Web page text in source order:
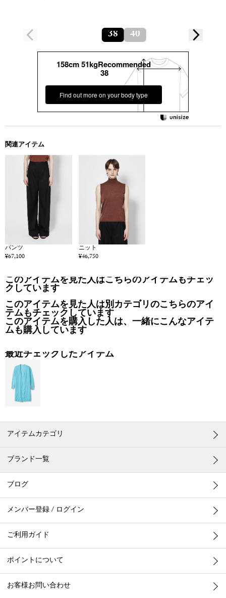
38 40
158cm 51kgRecommended
38
Find out more on your body type
関連アイテム
パンツ
¥67,100
ニット
¥46,750
このアイテムを見た人はこちらのアイテムもチェッ
クしています
このアイテムを見た人は別カテゴリのこちらのアイ
テムもチェックしています
このアイテムを購入した人は、一緒にこんなアイテ
ムも購入しています
最近チェックしたアイテム
アイテムカテゴリ
ブランド一覧
ブログ
メンバー登録 / ログイン
ご利用ガイド
ポイントについて
お客様お問い合わせ